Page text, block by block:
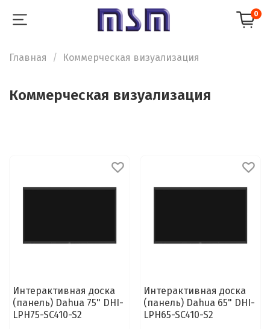
0
Главная Коммерческая визуализация
Коммерческая визуализация
Интерактивная доска
(панель) Dahua 75" DHI-
LPH75-SC410-S2
Интерактивная доска
(панель) Dahua 65" DHI-
LPH65-SC410-S2